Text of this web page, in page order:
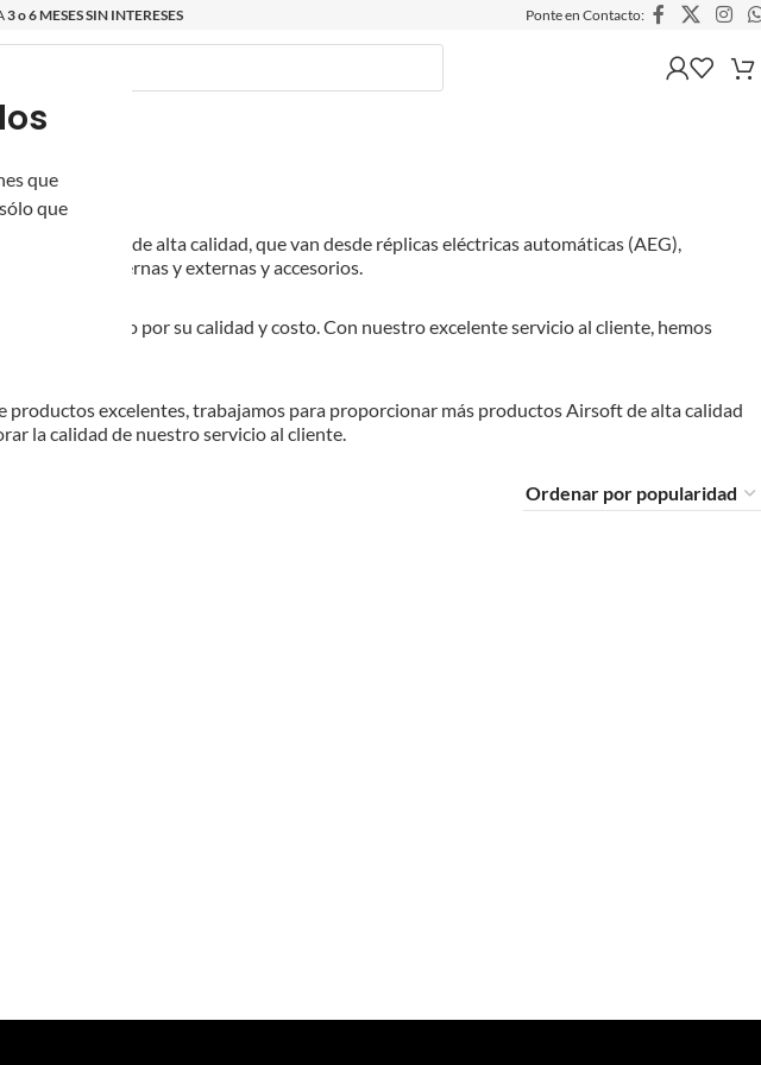
que
que
3 o 6 MESES SIN INTERESES Ponte en Contacto:
Airsoft de alta calidad, que van desde réplicas eléctricas automáticas (AEG),
internas y externas y accesorios.
todo el mundo por su calidad y costo. Con nuestro excelente servicio al cliente, hemos
productos excelentes, trabajamos para proporcionar más productos Airsoft de alta calidad
la calidad de nuestro servicio al cliente.